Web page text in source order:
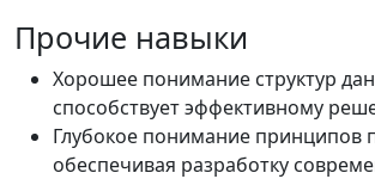
Прочие навыки
Хорошее понимание структур
способствует эффективному
Глубокое понимание принципов
обеспечивая разработку